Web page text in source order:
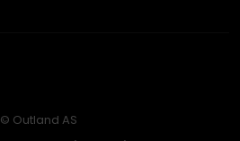
© Outland AS